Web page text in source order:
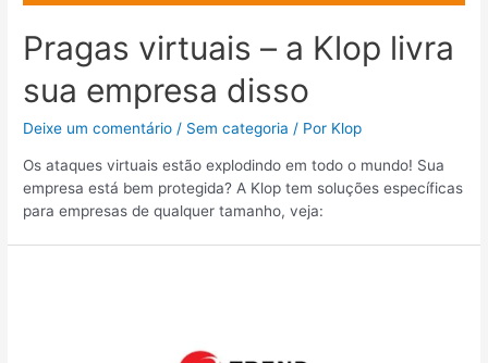
Pragas virtuais – a Klop livra
sua empresa disso
Deixe um comentário / Sem categoria / Por Klop
Os ataques virtuais estão explodindo em todo o mundo! Sua
empresa está bem protegida? A Klop tem soluções específicas
para empresas de qualquer tamanho, veja: